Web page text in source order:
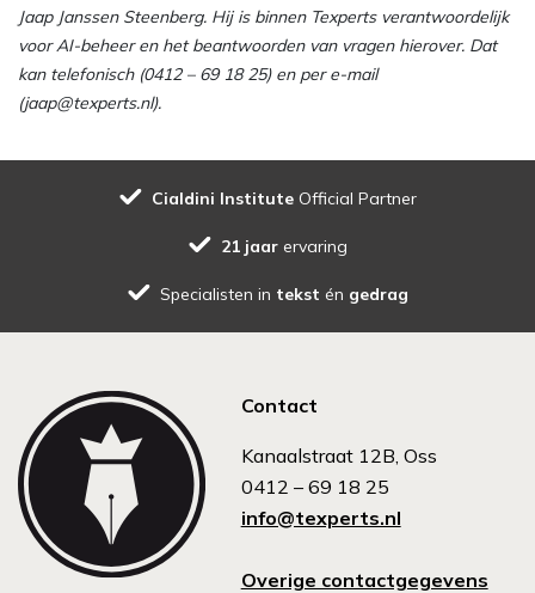
Jaap Janssen Steenberg. Hij is binnen Texperts verantwoordelijk
voor AI-beheer en het beantwoorden van vragen hierover. Dat
kan telefonisch (0412 – 69 18 25) en per e-mail
(jaap@texperts.nl).
Cialdini Institute Official Partner
21 jaar ervaring
Specialisten in tekst én gedrag
Contact
Kanaalstraat 12B, Oss
0412 – 69 18 25
info@texperts.nl
Overige contactgegevens